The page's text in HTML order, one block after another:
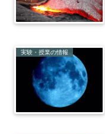
実験・授業の情報